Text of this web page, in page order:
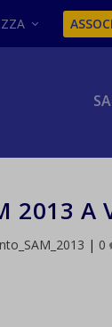
2013 A
| 0